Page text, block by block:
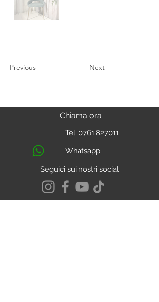
Previous Next
Chiama ora
Tel. 0761.827011
Whatsapp
Seguici sui nostri social